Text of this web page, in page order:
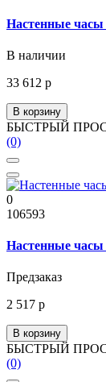
Настенные часы
В наличии
33 612 р
В корзину
БЫСТРЫЙ
(0)
0
106593
Настенные часы
Предзаказ
2 517 р
В корзину
БЫСТРЫЙ
(0)